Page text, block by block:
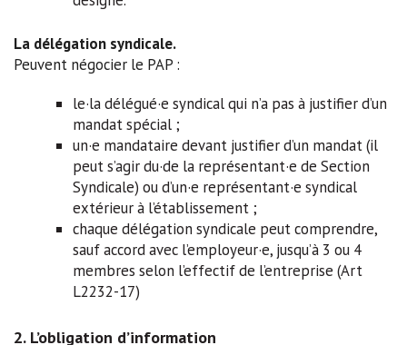
La délégation syndicale.
Peuvent négocier le PAP :
le·la délégué·e syndical qui n’a pas à justifier d’un
mandat spécial ;
un·e mandataire devant justifier d’un mandat (il
peut s’agir du·de la représentant·e de Section
Syndicale) ou d’un·e représentant·e syndical
extérieur à l’établissement ;
chaque délégation syndicale peut comprendre,
sauf accord avec l’employeur·e, jusqu’à 3 ou 4
membres selon l’effectif de l’entreprise (Art
L2232-17)
2. L’obligation d’information